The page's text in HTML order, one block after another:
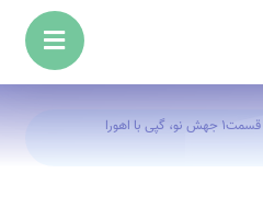
قسمت1 جهش نو، گپی با اهورا